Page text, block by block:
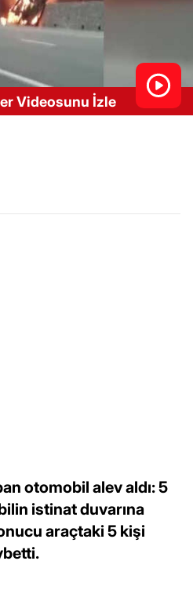
Videosunu İzle
otomobil alev aldı: 5
istinat duvarına
araçtaki 5 kişi